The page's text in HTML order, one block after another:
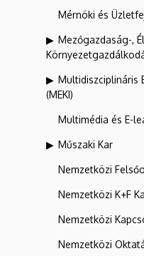
Mérnöki és
Mezőgazdaság-,
Multidiszciplináris
(MEKI)
Multimédia és E-
Műszaki Kar
Nemzetközi
Nemzetközi K+F
Nemzetközi
Nemzetközi